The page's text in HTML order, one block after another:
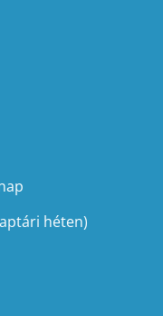
héten)